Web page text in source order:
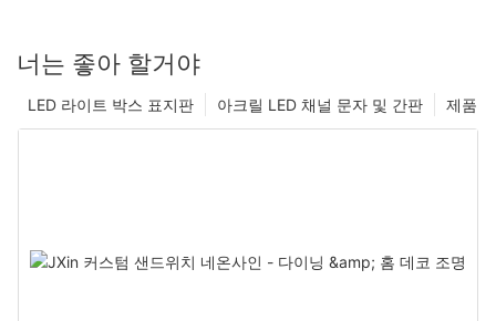
너는 좋아 할거야
제품
아크릴 LED 채널 문자 및 간판
LED 라이트 박스 표지판